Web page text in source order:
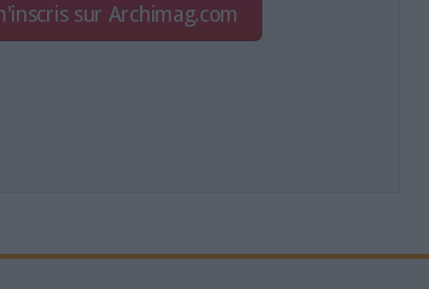
sur Archimag.com